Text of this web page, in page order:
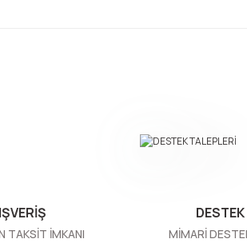
bulunuyor.
TAKSİT İMKANI MİMARİ